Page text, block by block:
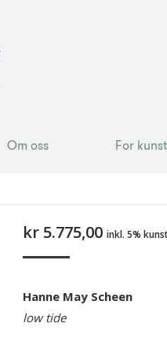
Om oss For
kr5.775,00 inkl. 5%
Hanne May Scheen
low tide